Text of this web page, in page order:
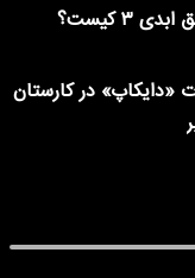
۳ کیست؟
«دایکاپ» در کارستان